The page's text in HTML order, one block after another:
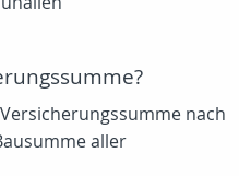
nach
aller